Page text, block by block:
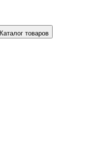
Каталог товаров